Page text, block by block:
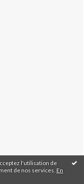
l'utilisation de
de nos services. En